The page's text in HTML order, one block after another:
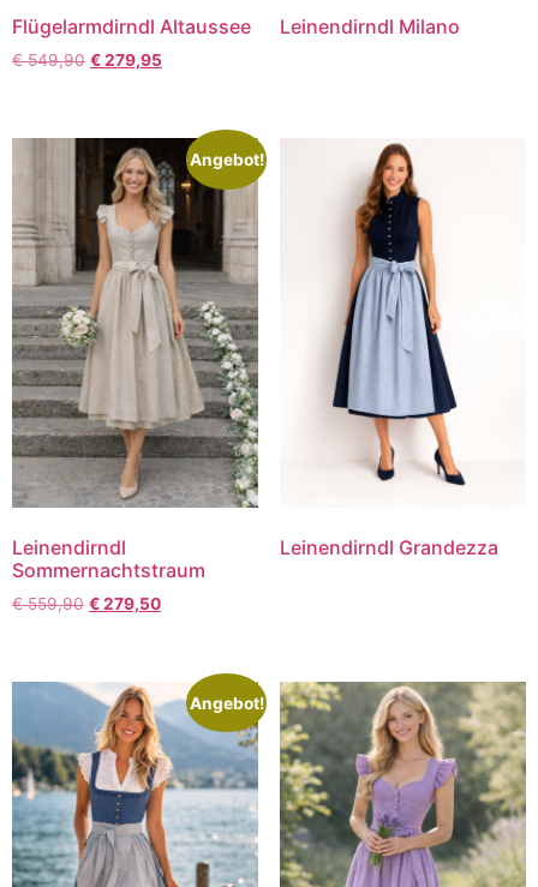
Flügelarmdirndl Altaussee
€549,90 €279,95
Leinendirndl Milano
Angebot!
Leinendirndl
Sommernachtstraum
€559,90 €279,50
Leinendirndl Grandezza
Angebot!